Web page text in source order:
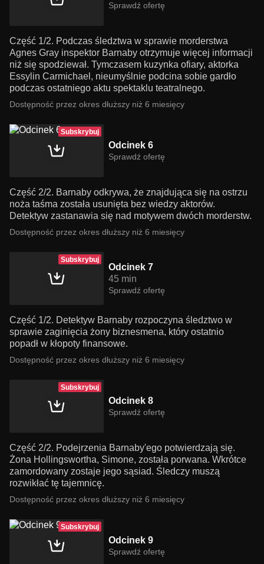
Sprawdź ofertę
Część 1/2. Podczas śledztwa w sprawie morderstwa
Agnes Gray inspektor Barnaby otrzymuje więcej informacji
niż się spodziewał. Tymczasem kuzynka ofiary, aktorka
Essylin Carmichael, nieumyślnie podcina sobie gardło
podczas ostatniego aktu spektaklu teatralnego.
Dostępność przez okres dłuższy niż 6 miesięcy
Subskrybuj
Odcinek 6
Sprawdź ofertę
Część 2/2. Barnaby odkrywa, że znajdująca się na ostrzu
noża taśma została usunięta bez wiedzy aktorów.
Detektyw zastanawia się nad motywem dwóch morderstw.
Dostępność przez okres dłuższy niż 6 miesięcy
Subskrybuj
Odcinek 7
45 min
Sprawdź ofertę
Część 1/2. Detektyw Barnaby rozpoczyna śledztwo w
sprawie zaginięcia żony biznesmena, który ostatnio
popadł w kłopoty finansowe.
Dostępność przez okres dłuższy niż 6 miesięcy
Subskrybuj
Odcinek 8
Sprawdź ofertę
Część 2/2. Podejrzenia Barnaby'ego potwierdzają się.
Żona Hollingswortha, Simone, została porwana. Wkrótce
zamordowany zostaje jego sąsiad. Śledczy muszą
rozwikłać tę tajemnicę.
Dostępność przez okres dłuższy niż 6 miesięcy
Subskrybuj
Odcinek 9
Sprawdź ofertę